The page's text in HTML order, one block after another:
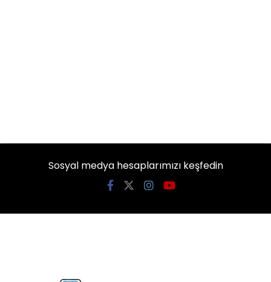
Sosyal medya hesaplarımızı keşfedin